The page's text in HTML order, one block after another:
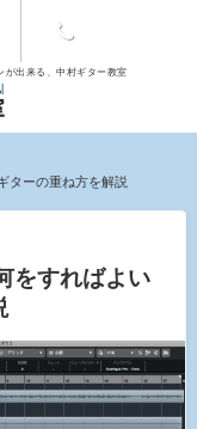
が出来る、中村ギター教室
ターの重ね方を解説
をすればよい